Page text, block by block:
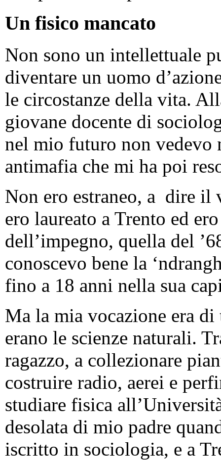
Un fisico mancato
Non sono un intellettuale
diventare un uomo
le circostanze della vita.
giovane docente di
nel mio futuro non vedevo
antimafia che mi ha poi
Non ero estraneo, a dire il
ero laureato a Trento ed
dell’impegno, quella del
conoscevo bene la
fino a 18 anni nella sua
Ma la mia vocazione era
erano le scienze naturali.
ragazzo, a collezionare
costruire radio, aerei e
studiare fisica
desolata di mio padre
iscritto in sociologia, e a